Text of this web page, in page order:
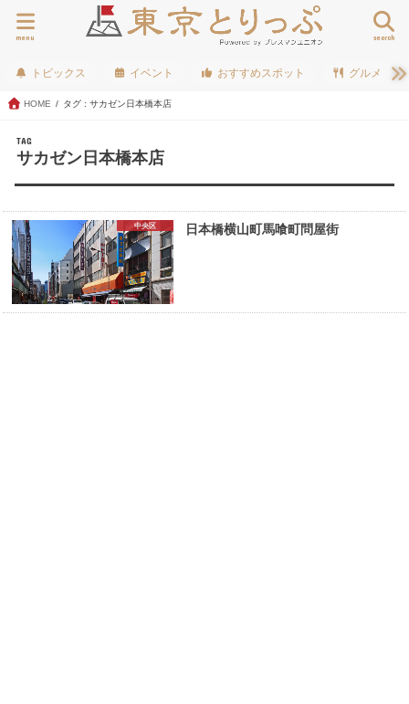
search
menu
トピックス イベント おすすめスポット グルメ
HOME タグ : サカゼン日本橋本店
TAG
サカゼン日本橋本店
中央区 日本橋横山町馬喰町問屋街